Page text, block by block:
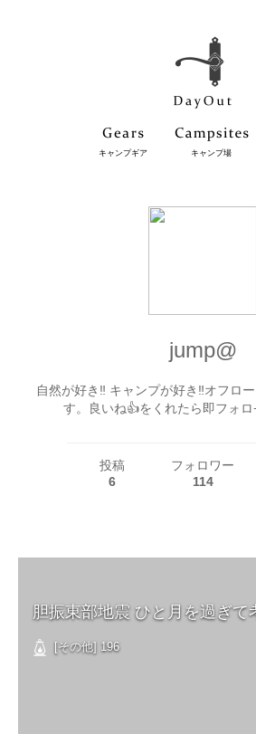
キャンプギア キャンプ場
jump@
自然が好き‼️ キャンプが好き‼️オフロ
す。良いね👍をくれたら即フォ
投稿
6
フォロワー
114
胆振東部地震 ひと月を過ぎて
[その他] 196